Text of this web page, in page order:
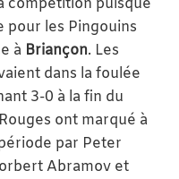
compétition puisque
pour les Pingouins
à Briançon. Les
dans la foulée
3-0 à la fin du
ont marqué à
par Peter
Abramov et